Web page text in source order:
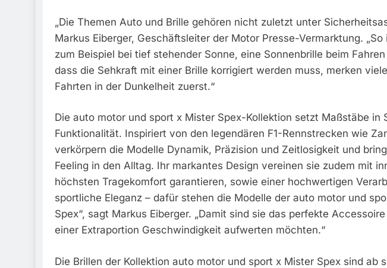
Bundespolizeidirektion München: Mit
Sicher
3. August 2026
„Die Themen Auto und Brille gehören nicht zuletzt unter
Markus Eiberger, Geschäftsleiter der Motor Presse-Vermarktung.
zum Beispiel bei tief stehender Sonne, eine Sonnenbrille beim
dass die Sehkraft mit einer Brille korrigiert werden muss, merken
Fahrten in der Dunkelheit zuerst.“
Die auto motor und sport x Mister Spex-Kollektion setzt Maßstäbe in
Funktionalität. Inspiriert von den legendären F1-Rennstrecken wie
verkörpern die Modelle Dynamik, Präzision und Zeitlosigkeit und
Feeling in den Alltag. Ihr markantes Design vereinen sie zudem mit
höchsten Tragekomfort garantieren, sowie einer hochwertigen
sportliche Eleganz – dafür stehen die Modelle der auto motor und
Spex“, sagt Markus Eiberger. „Damit sind sie das perfekte
einer Extraportion Geschwindigkeit aufwerten möchten.“
Die Brillen der Kollektion auto motor und sport x Mister Spex sind ab